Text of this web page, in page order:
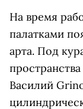
На время
палатками
арта. Под
Василий